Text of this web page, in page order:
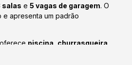
salas e 5 vagas de garagem. O
apresenta um padrão
piscina churrasqueira